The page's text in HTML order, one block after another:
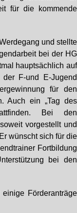
für die kommende
und stellte
bei der HG
hauptsächlich auf
der F-und E-Jugend
für den
Auch ein „Tag des
Bei den
vorgestellt und
wünscht sich für die
Fortbildung
bei den
Förderanträge